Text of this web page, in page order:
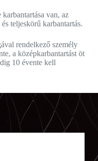
van, az
teljeskörű karbantartás.
rendelkező személy
a középkarbantartást öt
10 évente kell